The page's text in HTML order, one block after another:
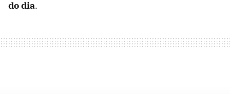
do dia.